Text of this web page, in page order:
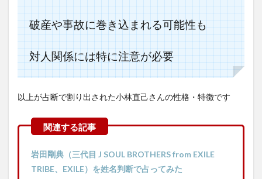
破産や事故に巻き込まれる可能性も
対人関係には特に注意が必要
以上が占断で割り出された小林直己さんの性格・特徴です
岩田剛典（三代目 J SOUL BROTHERS from EXILE
TRIBE、EXILE）を姓名判断で占ってみた